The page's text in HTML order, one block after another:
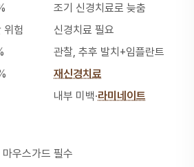
조기 신경치료로 늦춤
위험
신경치료 필요
관찰, 추후 발치+임플란트
재신경치료
내부 미백·라미네이트
우스가드 필수